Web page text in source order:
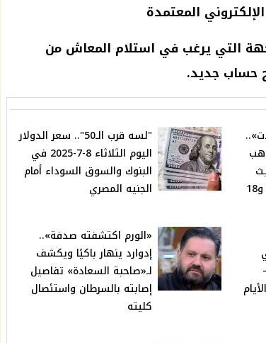
المعتمدة
التي يرغب في استلام المعاش من
حساب جديد.
الأخير – كم سجل عيار 21 و18
"لسه قرب الـ50".. سعر الدولار
اليوم الثلاثاء 8-7-2025 في
البنوك والسوق السوداء أمام
الجنيه المصري
–
«الورم اكتشفته صدفة»..
إدوارد ينهار باكيًا ويكشف
لـ«صاحبة السعادة» تفاصيل
إصابته بالسرطان واستئصال
كليته